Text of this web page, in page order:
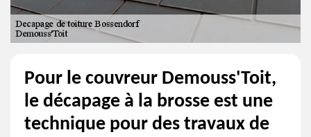
Pour le couvreur Demouss'Toit,
le décapage à la brosse est une
technique pour des travaux de